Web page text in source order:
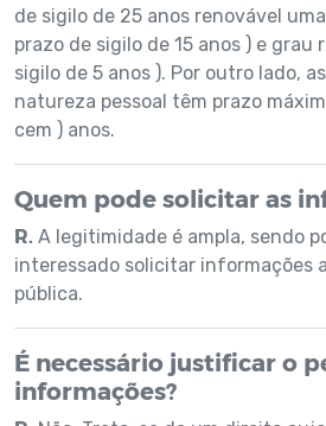
de sigilo de 25 anos renovável
prazo de sigilo de 15 anos ) e grau
sigilo de 5 anos ). Por outro lado,
natureza pessoal têm prazo
cem ) anos.
Quem pode solicitar as
R. A legitimidade é ampla, sendo
interessado solicitar informações
pública.
É necessário justificar o
informações?